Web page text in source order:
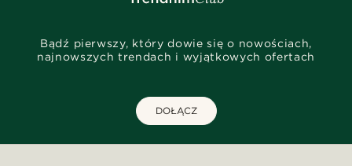
Bądź pierwszy, który dowie się o nowościach,
najnowszych trendach i wyjątkowych ofertach
DOŁĄCZ